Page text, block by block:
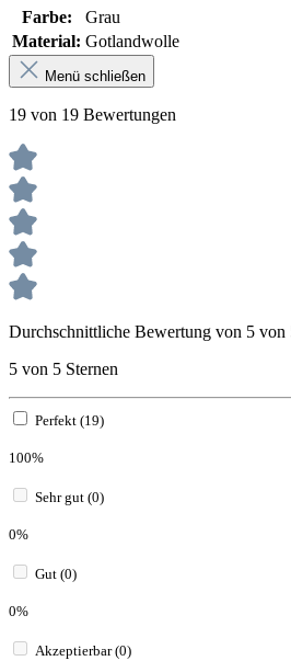
Farbe:
Grau
Material: Gotlandwolle
Menü schließen
19 von 19 Bewertungen
Durchschnittliche Bewertung von 5 von
5 von 5 Sternen
Perfekt (19)
100%
Sehr gut (0)
0%
Gut (0)
0%
Akzeptierbar (0)